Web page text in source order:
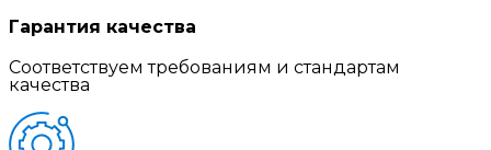
Гарантия качества
Соответствуем требованиям и стандартам
качества